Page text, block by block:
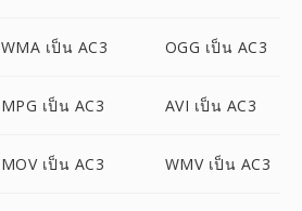
WMA เป็น AC3 OGG เป็น AC3
MPG เป็น AC3 AVI เป็น AC3
MOV เป็น AC3 WMV เป็น AC3